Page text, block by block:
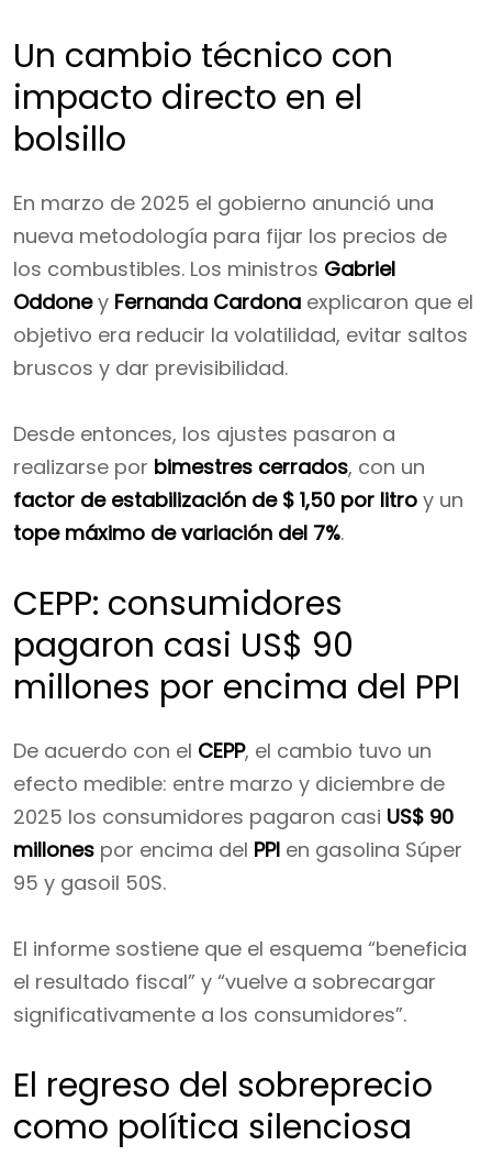
Un cambio técnico con
impacto directo en el
bolsillo
En marzo de 2025 el gobierno anunció una
nueva metodología para fijar los precios de
los combustibles. Los ministros Gabriel
Oddoney Fernanda Cardona explicaron que el
objetivo era reducir la volatilidad, evitar saltos
bruscos y dar previsibilidad.
Desde entonces, los ajustes pasaron a
realizarse por bimestres cerrados, con un
factor de estabilización de $ 1,50 por litro y un
tope máximo de variación del 7%.
CEPP: consumidores
pagaron casi US$ 90
millones por encima del PPI
De acuerdo con el CEPP, el cambio tuvo un
efecto medible: entre marzo y diciembre de
2025 los consumidores pagaron casi US$ 90
millones por encima del PPI en gasolina Súper
95 y gasoil 50S.
El informe sostiene que el esquema “beneficia
el resultado fiscal” y “vuelve a sobrecargar
significativamente a los consumidores”.
El regreso del sobreprecio
como política silenciosa